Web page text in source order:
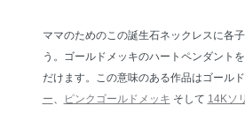
ママのためのこの誕生石ネックレスに各
う。ゴールドメッキのハートペンダント
だけます。この意味のある作品はゴール
ー、 ピンクゴールドメッキ そして 14Kソ